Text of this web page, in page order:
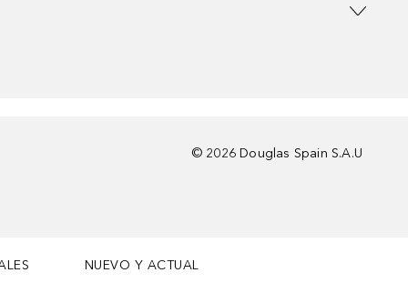
© 2026 Douglas Spain S.A.U
NUEVO Y ACTUAL